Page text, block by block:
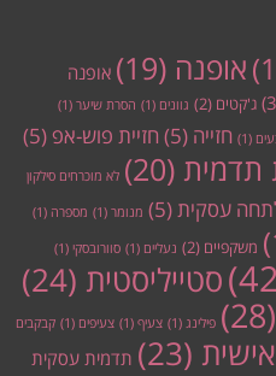
אופנה (19)
אופנה
ג'קטים (2) גוונים (1) הסרת שיער (1)
(1) חזייה (5) חזיית פוש-אפ(5)
תדמית (20) לא מוכרחים סילקון
עסקית (5) מנומר (1) מספרה (1)
משקפיים (2) נעליים (1) סוורובסקי (1)
סטייליסטית (24)
(28) פילינג (1) צעיף (1) צעיפים (1) קבקבים
(23)
תדמית עסקית